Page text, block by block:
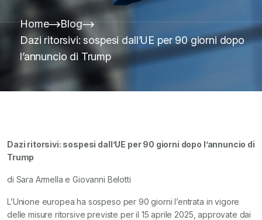
Home
Blog
Dazi ritorsivi: sospesi dall’UE per 90 giorni dopo
l’annuncio di Trump
Dazi ritorsivi: sospesi dall’UE per 90 giorni dopo l’annuncio di
Trump
di Sara Armella e Giovanni Belotti
L’Unione europea ha sospeso per 90 giorni l’entrata in vigore
delle misure ritorsive previste per il 15 aprile 2025, approvate dai